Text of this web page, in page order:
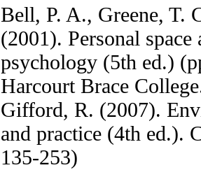
Bell, P. A., Greene, T.
(2001). Personal
psychology (5th ed.)
Harcourt Brace
Gifford, R. (2007).
and practice (4th ed.).
135-253)